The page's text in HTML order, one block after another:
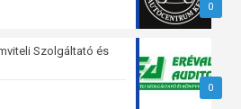
0
0
Szolgáltató és